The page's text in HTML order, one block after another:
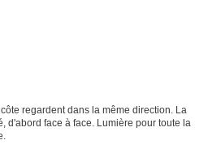
d'abord face à face. Lumière pour toute la